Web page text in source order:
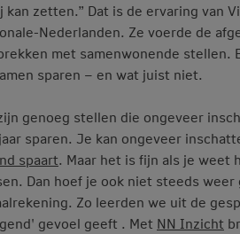
kan zetten.” Dat is de ervaring van
Nederlanden. Ze voerde de
met samenwonende stellen.
sparen – en wat juist niet.
genoeg stellen die ongeveer
sparen. Je kan ongeveer
spaart. Maar het is fijn als je weet
Dan hoef je ook niet steeds
Zo leerden we uit de
gevoel geeft . Met NN Inzicht